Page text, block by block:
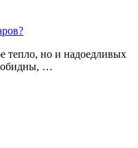
тепло, но и надоедливых
…